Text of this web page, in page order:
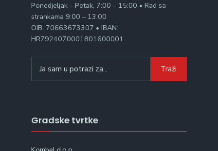
Ponedjeljak – Petak, 7:00 – 15:00 • Rad sa
strankama 9:00 – 13:00
OIB: 70663673307 • IBAN:
HR7924070001801600001
for:
Traži
Gradske tvrtke